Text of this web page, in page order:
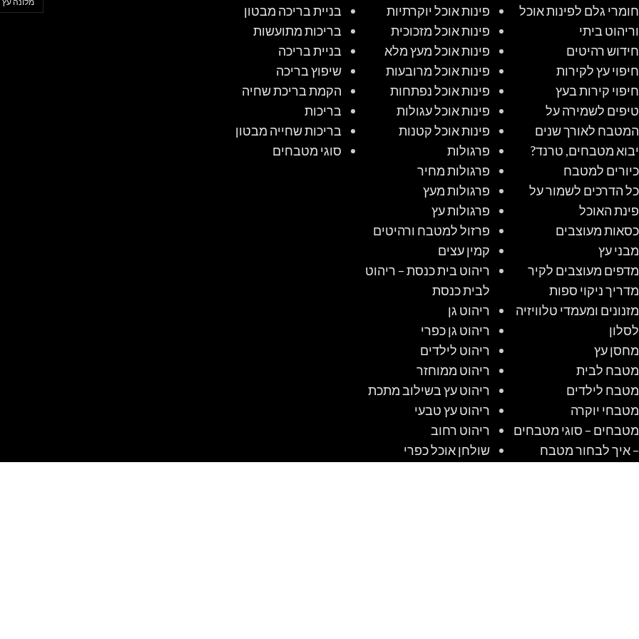
חומרי גלם לפינות אוכל
וריהוט ביתי
חידוש רהיטים
חיפוי עץ לקירות
חיפוי קירות בעץ
טיפים לשמירה על
המטבח לאורך שנים
יבוא מטבחים, טרנד?
כיורים למטבח
כל הדרכים לשמור על
פינת האוכל
כסאות מעוצבים
מבני עץ
מדפים מעוצבים לקיר
מדריך ניקוי ספות
מזנונים ומעמדי טלוויזיה
לסלון
מחסן עץ
מטבח לבית
מטבח לילדים
מטבחי יוקרה
מטבחים – סוגי מטבחים
– איך לבחור מטבח
פינות אוכל יוקרתיות
פינות אוכל מזכוכית
פינות אוכל מעץ מלא
פינות אוכל מרובעות
פינות אוכל נפתחות
פינות אוכל עגולות
פינות אוכל קטנות
פרגולות
פרגולות מחיר
פרגולות מעץ
פרגולות עץ
פרזול למטבח ורהיטים
קמין עצים
ריהוט בית כנסת – ריהוט
לבית כנסת
ריהוט גן
ריהוט גן כפרי
ריהוט לילדים
ריהוט ממוחזר
ריהוט עץ בשילוב מתכת
ריהוט עץ טבעי
ריהוט רחוב
שולחן אוכל כפרי
בניית בריכה מבטון
בריכות מתועשות
בניית בריכה
שיפוץ בריכה
הקמת בריכת שחיה
בריכות
בריכות שחייה מבטון
סוגי מטבחים